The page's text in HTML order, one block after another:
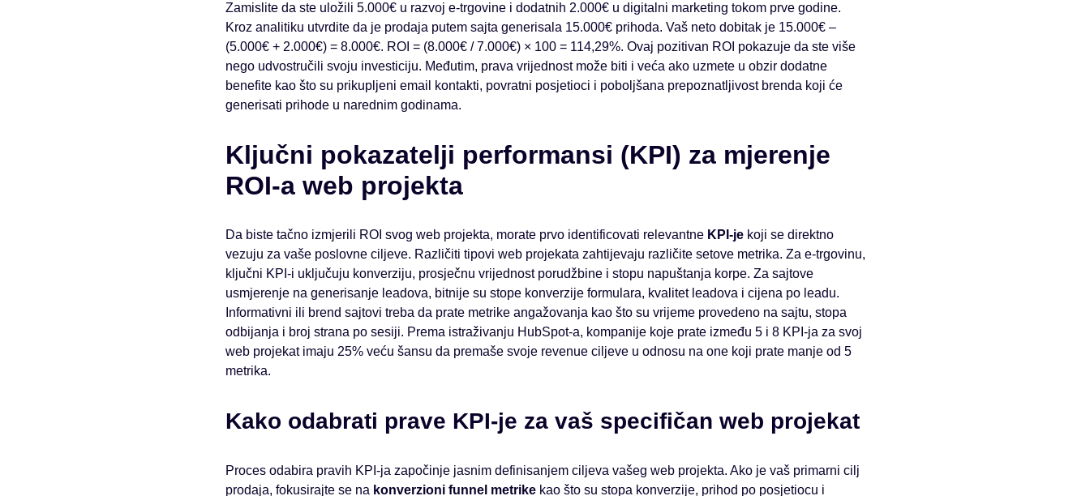
Zamislite da ste uložili 5.000€ u razvoj e-trgovine i dodatnih 2.000€ u digitalni marketing tokom prve godine.
Kroz analitiku utvrdite da je prodaja putem sajta generisala 15.000€ prihoda. Vaš neto dobitak je 15.000€ –
(5.000€ + 2.000€) = 8.000€. ROI = (8.000€ / 7.000€) × 100 = 114,29%. Ovaj pozitivan ROI pokazuje da ste više
nego udvostručili svoju investiciju. Međutim, prava vrijednost može biti i veća ako uzmete u obzir dodatne
benefite kao što su prikupljeni email kontakti, povratni posjetioci i poboljšana prepoznatljivost brenda koji će
generisati prihode u narednim godinama.
Ključni pokazatelji performansi (KPI) za mjerenje
ROI-a web projekta
Da biste tačno izmjerili ROI svog web projekta, morate prvo identificovati relevantne KPI-jekoji se direktno
vezuju za vaše poslovne ciljeve. Različiti tipovi web projekata zahtijevaju različite setove metrika. Za e-trgovinu,
ključni KPI-i uključuju konverziju, prosječnu vrijednost porudžbine i stopu napuštanja korpe. Za sajtove
usmjerenje na generisanje leadova, bitnije su stope konverzije formulara, kvalitet leadova i cijena po leadu.
Informativni ili brend sajtovi treba da prate metrike angažovanja kao što su vrijeme provedeno na sajtu, stopa
odbijanja i broj strana po sesiji. Prema istraživanju HubSpot-a, kompanije koje prate između 5 i 8 KPI-ja za svoj
web projekat imaju 25% veću šansu da premaše svoje revenue ciljeve u odnosu na one koji prate manje od 5
metrika.
Kako odabrati prave KPI-je za vaš specifičan web projekat
Proces odabira pravih KPI-ja započinje jasnim definisanjem ciljeva vašeg web projekta. Ako je vaš primarni cilj
prodaja, fokusirajte se na konverzioni funnel metrikekao što su stopa konverzije, prihod po posjetiocu i